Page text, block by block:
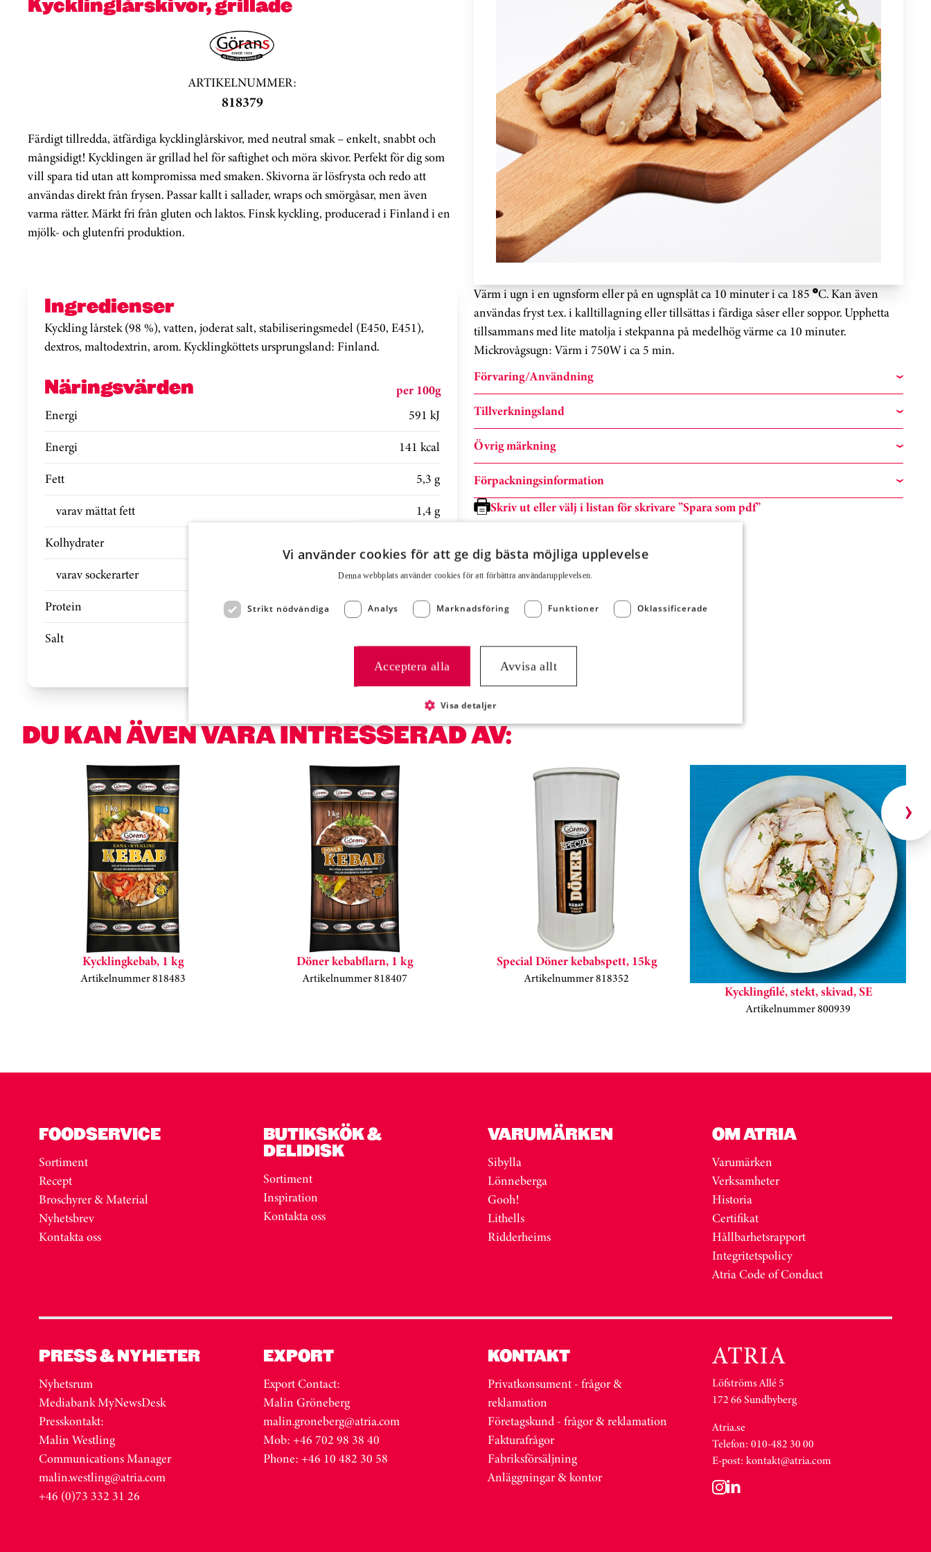
ARTIKELNUMMER:
818379
Färdigt tillredda, ätfärdiga kycklinglårskivor, med neutral smak – enkelt, snabbt och
mångsidigt! Kycklingen är grillad hel för saftighet och möra skivor. Perfekt för dig som
vill spara tid utan att kompromissa med smaken. Skivorna är lösfrysta och redo att
användas direkt från frysen. Passar kallt i sallader, wraps och smörgåsar, men även
varma rätter. Märkt fri från gluten och laktos. Finsk kyckling, producerad i Finland i en
mjölk- och glutenfri produktion.
Ingredienser
Kyckling lårstek (98 %), vatten, joderat salt, stabiliseringsmedel (E450, E451),
dextros, maltodextrin, arom. Kycklingköttets ursprungsland: Finland.
Näringsvärden
per 100g
Energi
591 kJ
Energi
141 kcal
Fett
5,3 g
varav mättat fett
1,4 g
Kolhydrater
varav sockerarter
0,3 g
Protein
19 g
Salt
Värm i ugn i en ugnsform eller på en ugnsplåt ca 10 minuter i ca 185 ºC. Kan även
användas fryst t.ex. i kalltillagning eller tillsättas i färdiga såser eller soppor. Upphetta
tillsammans med lite matolja i stekpanna på medelhög värme ca 10 minuter.
Mickrovågsugn: Värm i 750W i ca 5 min.
Förvaring/Användning
Tillverkningsland
Övrig märkning
Förpackningsinformation
Skriv ut eller välj i listan för skrivare ”Spara som pdf”
DU KAN ÄVEN VARA INTRESSERAD AV:
Hoppa över kortkarusell
Kycklingkebab, 1 kg
Artikelnummer 818483
Döner kebabflarn, 1 kg
Artikelnummer 818407
Special Döner kebabspett, 15kg
Artikelnummer 818352
Kycklingfilé, stekt, skivad, SE
Artikelnummer 800939
FOODSERVICE
Sortiment
Recept
Broschyrer & Material
Nyhetsbrev
Kontakta oss
BUTIKSKÖK &
DELIDISK
Sortiment
Inspiration
Kontakta oss
VARUMÄRKEN
Sibylla
Lönneberga
Gooh!
Lithells
Ridderheims
OM ATRIA
Varumärken
Verksamheter
Historia
Certifikat
Hållbarhetsrapport
Integritetspolicy
Atria Code of Conduct
PRESS & NYHETER
Nyhetsrum
Mediabank MyNewsDesk
Presskontakt:
Malin Westling
Communications Manager
malin.westling@atria.com
+46 (0)73 332 31 26
EXPORT
Export Contact:
Malin Gröneberg
malin.groneberg@atria.com
Mob: +46 702 98 38 40
Phone: +46 10 482 30 58
KONTAKT
Privatkonsument - frågor &
reklamation
Företagskund - frågor & reklamation
Fakturafrågor
Fabriksförsäljning
Anläggningar & kontor
Löfströms Allé 5
172 66 Sundbyberg
Atria.se
Telefon: 010-482 30 00
E-post: kontakt@atria.com
Vi använder cookies för att ge dig bästa möjliga upplevelse
Denna webbplats använder cookies för att för­bättra användar­upplevelsen.
Strikt nödvändiga Analys Marknadsföring Funktioner Oklassificerade
Acceptera alla Avvisa allt
Visa detaljer